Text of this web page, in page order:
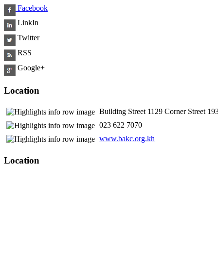
Facebook
LinkIn
Twitter
RSS
Google+
Location
Building Street 1129 Corner Street
​ 023 622 7070
www.bakc.org.kh
Location